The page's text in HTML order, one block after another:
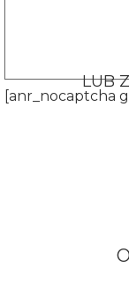
[anr_nocaptcha
LUB